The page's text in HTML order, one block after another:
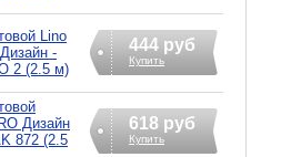
Lino
-
2 (2.5 м)
444 руб
Купить
Дизайн
872 (2.5
618 руб
Купить